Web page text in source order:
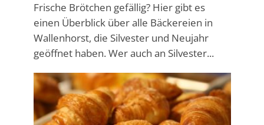
Frische Brötchen gefällig? Hier gibt es
einen Überblick über alle Bäckereien in
Wallenhorst, die Silvester und Neujahr
geöffnet haben. Wer auch an Silvester...